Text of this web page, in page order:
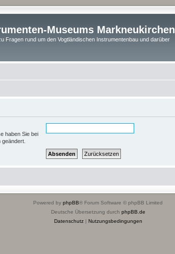
Museums Markneukirchen
Fragen rund um den Vogtländischen Instrumentenbau und darüber
haben Sie bei
Powered by phpBB® Forum Software © phpBB Limited
Deutsche Übersetzung durch phpBB.de
Datenschutz| Nutzungsbedingungen